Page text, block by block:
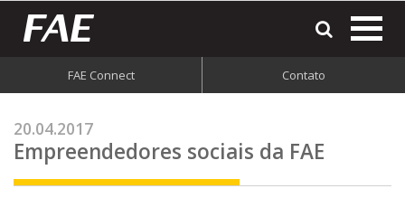
FAE Connect Contato
20.04.2017
Empreendedores sociais da FAE